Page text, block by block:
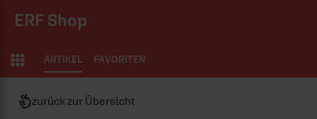
ERF Shop
ARTIKEL FAVORITEN
zurück zur Übersicht